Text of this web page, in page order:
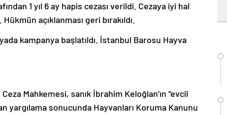
1 yıl 6 ay hapis cezası verildi. Cezaya iyi hal
açıklanması geri bırakıldı.
kampanya başlatıldı. İstanbul Barosu Hayva
Mahkemesi, sanık İbrahim Keloğlan’ın “evcil
yargılama sonucunda Hayvanları Koruma Kanunu